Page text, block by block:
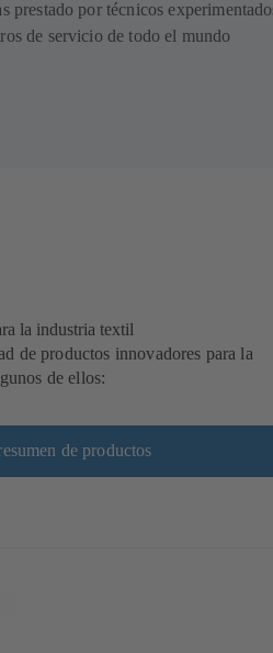
prestado por técnicos
de servicio de todo el mundo
la industria textil
de productos innovadores para la
de ellos:
de productos